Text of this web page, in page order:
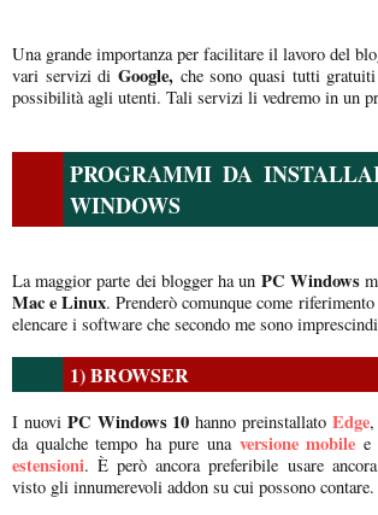
Una grande importanza per facilitare il lavoro del
vari servizi di Google, che sono quasi tutti
possibilità agli utenti. Tali servizi li vedremo in un
PROGRAMMI DA
WINDOWS
La maggior parte dei blogger ha un PC Windows
Mac e Linux. Prenderò comunque come
elencare i software che secondo me sono
1) BROWSER
I nuovi PC Windows 10 hanno preinstallato Edge,
da qualche tempo ha pure una versione mobile e
estensioni. È però ancora preferibile usare ancora
visto gli innumerevoli addon su cui possono contare.